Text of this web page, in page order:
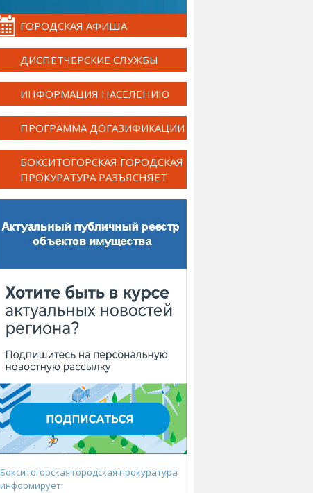
ГОРОДСКАЯ АФИША
ДИСПЕТЧЕРСКИЕ СЛУЖБЫ
ИНФОРМАЦИЯ НАСЕЛЕНИЮ
ПРОГРАММА ДОГАЗИФИКАЦИИ
БОКСИТОГОРСКАЯ ГОРОДСКАЯ
ПРОКУРАТУРА РАЗЪЯСНЯЕТ
Бокситогорская городская прокуратура
информирует: